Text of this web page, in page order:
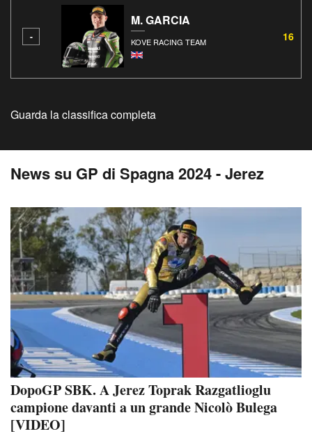
-
M. GARCIA
KOVE RACING TEAM 16
Guarda la classifica completa
News su GP di Spagna 2024 - Jerez
DopoGP SBK. A Jerez Toprak Razgatlioglu
campione davanti a un grande Nicolò Bulega
[VIDEO]